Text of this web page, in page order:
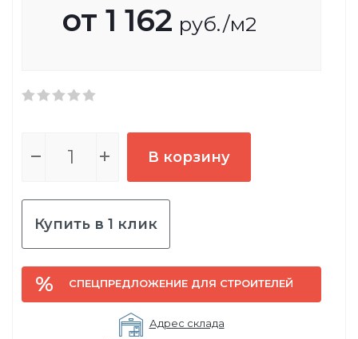
от 1 162 руб./м2
В корзину
Купить в 1 клик
СПЕЦПРЕДЛОЖЕНИЕ ДЛЯ СТРОИТЕЛЕЙ
Адрес склада